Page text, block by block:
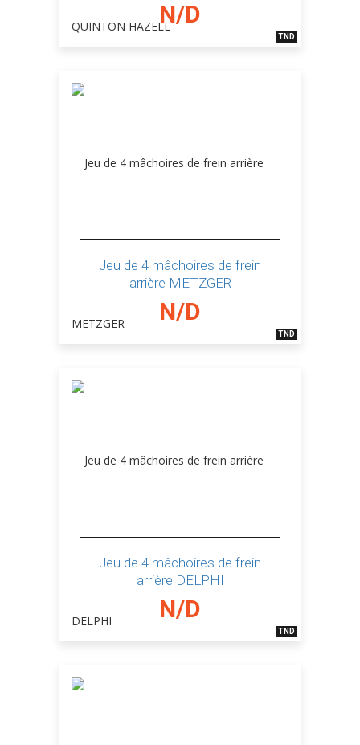
N/D
TND
Jeu de 4 mâchoires de frein
arrière METZGER
N/D
TND
Jeu de 4 mâchoires de frein
arrière DELPHI
N/D
TND